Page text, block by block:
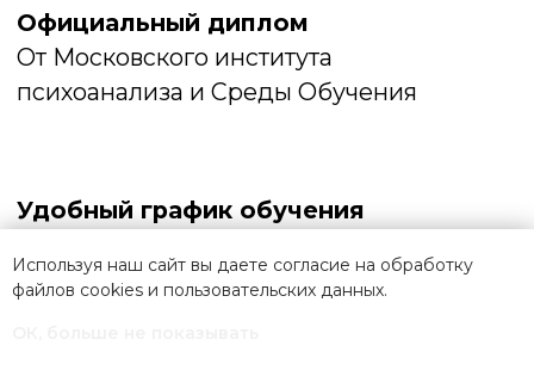
Используя наш сайт вы даете согласие на обработку
файлов cookies и пользовательских данных.